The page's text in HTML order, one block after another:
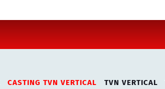
CASTING TVN VERTICAL TVN VERTICAL